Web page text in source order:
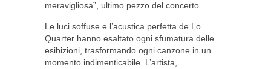
meravigliosa”, ultimo pezzo del concerto.
Le luci soffuse e l’acustica perfetta de Lo
Quarter hanno esaltato ogni sfumatura delle
esibizioni, trasformando ogni canzone in un
momento indimenticabile. L’artista,